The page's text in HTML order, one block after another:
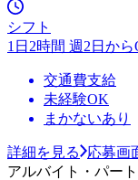
シフト
1日2時間 週2日から
交通費支給
未経験OK
まかないあり
詳細を見る
応募画
アルバイト・パート